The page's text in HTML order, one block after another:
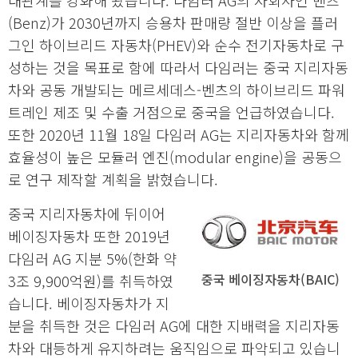
(Benz)가 2030년까지 승용차 판매량 절반 이상을 플러
그인 하이브리드 자동차(PHEV)와 순수 전기자동차로 구
성하는 것을 목표로 함에 따라서 다임러는 중국 지리자동
차와 공동 개발되는 메르세데스-벤츠의 하이브리드 파워
트레인 제조 및 수출 거점으로 중국을 언급하였습니다.
또한 2020년 11월 18일 다임러 AG는 지리자동차와 함께
효율성이 높은 모듈러 엔진(modular engine)을 공동으
로 연구 제작할 계획을 밝혔습니다.
중국 베이징자동차(BAIC)
중국 지리자동차에 뒤이어
베이징자동차 또한 2019년
다임러 AG 지분 5%(한화 약
3조 9,900억원)를 취득하였
습니다. 베이징자동차가 지
분을 취득한 것은 다임러 AG에 대한 지배력을 지리자동
차와 대등하게 유지하려는 움직임으로 파악되고 있습니